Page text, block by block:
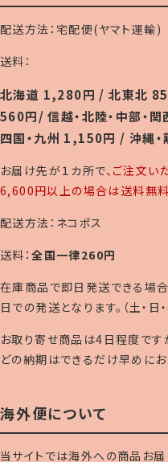
配送方法：宅配便(ヤマト運輸)
送料：
北海道 1,280円 / 北東北
560円/ 信越・北陸・中部
四国・九州 1,150円 / 沖縄
お届け先が１カ所で、ご注文
6,600円以上の場合は送料無
配送方法：ネコポス
送料：全国一律260円
在庫商品で即日発送できる場
日での発送となります。（土・日
お取り寄せ商品は4日程度です
どの納期はできるだけ早めにお
海外便について
当サイトでは海外への商品お届